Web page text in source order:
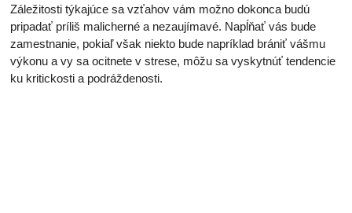
Záležitosti týkajúce sa vzťahov vám možno dokonca budú
pripadať príliš malicherné a nezaujímavé. Napĺňať vás bude
zamestnanie, pokiaľ však niekto bude napríklad brániť vášmu
výkonu a vy sa ocitnete v strese, môžu sa vyskytnúť tendencie
ku kritickosti a podráždenosti.